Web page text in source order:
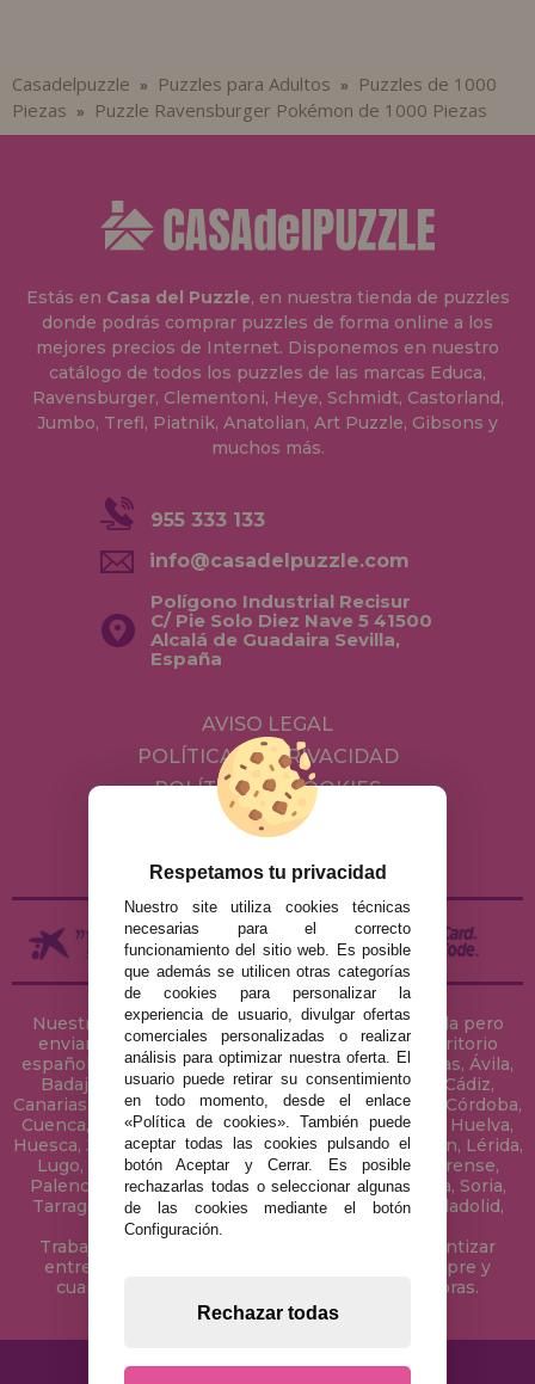
Casadelpuzzle » Puzzles para Adultos »
Puzzles de 1000
Piezas » Puzzle Ravensburger Pokémon de 1000 Piezas
Estás en Casa del Puzzle, en nuestra tienda de puzzles
donde podrás comprar puzzles de forma online a los
mejores precios de Internet. Disponemos en nuestro
catálogo de todos los puzzles de las marcas Educa,
Ravensburger, Clementoni, Heye, Schmidt, Castorland,
Jumbo, Trefl, Piatnik, Anatolian, Art Puzzle, Gibsons y
muchos más.
955 333 133
info@casadelpuzzle.com
Polígono Industrial Recisur
C/ Pie Solo Diez Nave 5 41500
Alcalá de Guadaira Sevilla,
España
AVISO LEGAL
POLÍTICA DE PRIVACIDAD
POLÍTICA DE COOKIES
ENVÍOS Y DEVOLUCIONES
Nuestra tienda de puzzles está ubicada en Sevilla pero
enviamos tus puzzles a cualquier ciudad del territorio
español: Álava, Albacete, Alicante, Almería, Asturias, Ávila,
Badajoz, Baleares, Barcelona, Burgos, Cáceres, Cádiz,
Canarias, Cantabria, Castellón, Ceuta, Ciudad Real, Córdoba,
Cuenca, Gerona, Granada, Guadalajara, Guipúzcoa, Huelva,
Huesca, Jaén, La Coruña, La Rioja, Las Palmas, Leon, Lérida,
Lugo, Madrid, Málaga, Melilla, Murcia, Navarra, Orense,
Palencia, Pontevedra, Salamanca, Segovia, Sevilla, Soria,
Tarragona, Tenerife, Teruel, Toledo, Valencia, Valladolid,
Vizcaya, Zamora y Zaragoza.
Trabajamos con Stocks permanentes para garantizar
entregas rápidas en territorio peninsular, siempre y
cuando el pedido se realice antes de las 18 horas.
Respetamos tu privacidad
Nuestro site utiliza cookies técnicas
necesarias para el correcto
funcionamiento del sitio web. Es posible
que además se utilicen otras categorías
de cookies para personalizar la
experiencia de usuario, divulgar ofertas
comerciales personalizadas o realizar
análisis para optimizar nuestra oferta. El
usuario puede retirar su consentimiento
en todo momento, desde el enlace
«Política de cookies». También puede
aceptar todas las cookies pulsando el
botón Aceptar y Cerrar. Es posible
rechazarlas todas o seleccionar algunas
de las cookies mediante el botón
Configuración.
Rechazar todas